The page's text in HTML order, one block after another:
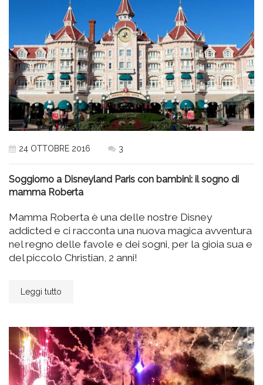
24 OTTOBRE 2016 3
Soggiorno a Disneyland Paris con bambini: il sogno di
mamma Roberta
Mamma Roberta è una delle nostre Disney
addicted e ci racconta una nuova magica avventura
nel regno delle favole e dei sogni, per la gioia sua e
del piccolo Christian, 2 anni!
Leggi tutto